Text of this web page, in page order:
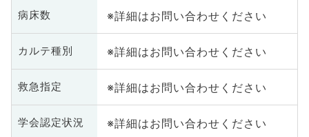
病床数 ※詳細はお問い合わせください
カルテ種別 ※詳細はお問い合わせください
救急指定 ※詳細はお問い合わせください
学会認定状況 ※詳細はお問い合わせください